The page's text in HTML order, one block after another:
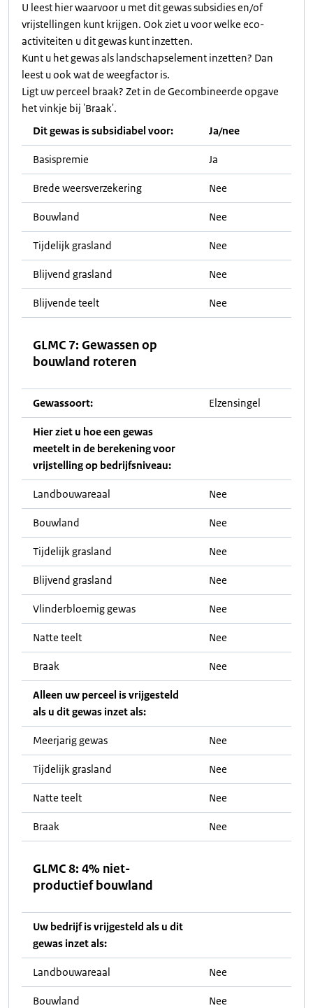
U leest hier waarvoor u met dit gewas subsidies en/of
vrijstellingen kunt krijgen. Ook ziet u voor welke eco-
activiteiten u dit gewas kunt inzetten.
Kunt u het gewas als landschapselement inzetten? Dan
leest u ook wat de weegfactor is.
Ligt uw perceel braak? Zet in de Gecombineerde opgave
het vinkje bij 'Braak'.
Dit gewas is subsidiabel voor:
Ja/nee
Basispremie Ja
Brede weersverzekering Nee
Bouwland Nee
Tijdelijk grasland Nee
Blijvend grasland Nee
Blijvende teelt Nee
GLMC 7: Gewassen op
bouwland roteren
Gewassoort: Elzensingel
Hier ziet u hoe een gewas
meetelt in de berekening voor
vrijstelling op bedrijfsniveau:
Landbouwareaal Nee
Bouwland Nee
Tijdelijk grasland Nee
Blijvend grasland Nee
Vlinderbloemig gewas Nee
Natte teelt Nee
Braak Nee
Alleen uw perceel is vrijgesteld
als u dit gewas inzet als:
Meerjarig gewas Nee
Tijdelijk grasland Nee
Natte teelt Nee
Braak Nee
GLMC 8: 4% niet-
productief bouwland
Uw bedrijf is vrijgesteld als u dit
gewas inzet als:
Landbouwareaal Nee
Bouwland Nee